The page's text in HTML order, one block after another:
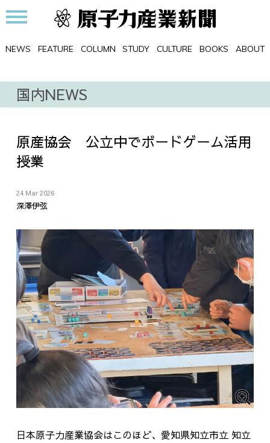
NEWS FEATURE COLUMN STUDY CULTURE BOOKS ABOUT
国内NEWS
原産協会 公立中でボードゲーム活用
授業
24 Mar 2026
深澤伊弦
日本原子力産業協会はこのほど、愛知県知立市立 知立